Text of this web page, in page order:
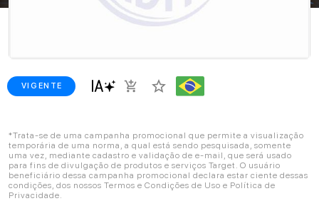
VIGENTE add_shopping_cart star_border
*Trata-se de uma campanha promocional que permite a visualização
temporária de uma norma, a qual está sendo pesquisada, somente
uma vez, mediante cadastro e validação de e-mail, que será usado
para fins de divulgação de produtos e serviços Target. O usuário
beneficiário dessa campanha promocional declara estar ciente dessas
condições, dos nossos Termos e Condições de Uso e Política de
Privacidade.